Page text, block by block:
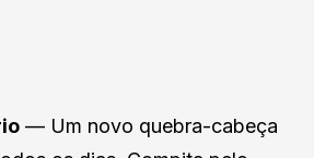
— Um novo quebra-cabeça